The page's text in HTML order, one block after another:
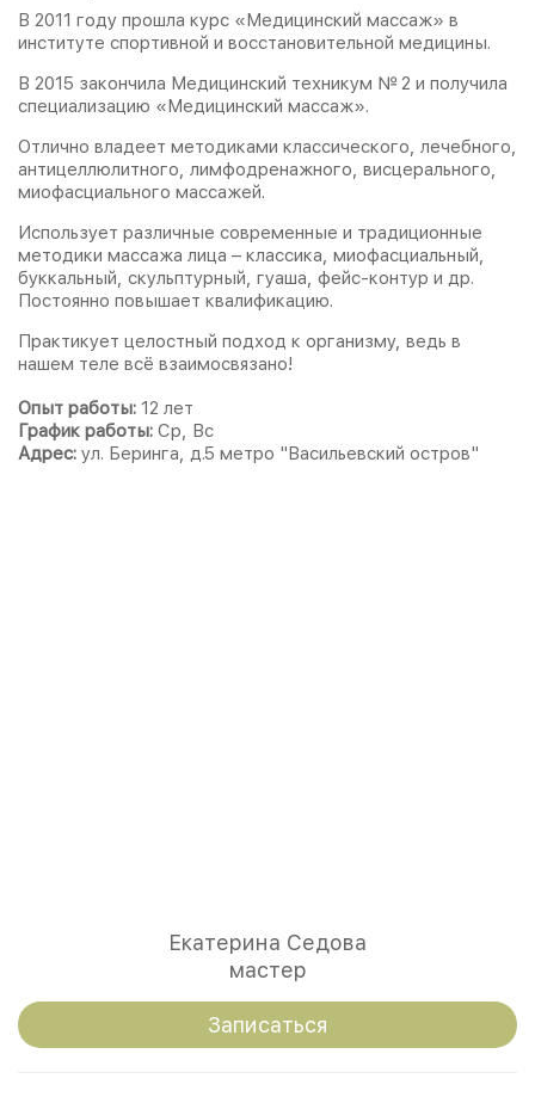
В 2011 году прошла курс «Медицинский массаж» в
институте спортивной и восстановительной медицины.
В 2015 закончила Медицинский техникум № 2 и получила
специализацию «Медицинский массаж».
Отлично владеет методиками классического, лечебного,
антицеллюлитного, лимфодренажного, висцерального,
миофасциального массажей.
Использует различные современные и традиционные
методики массажа лица – классика, миофасциальный,
буккальный, скульптурный, гуаша, фейс-контур и др.
Постоянно повышает квалификацию.
Практикует целостный подход к организму, ведь в
нашем теле всё взаимосвязано!
Опыт работы: 12 лет
График работы: Ср, Вс
Адрес: ул. Беринга, д.5 метро "Васильевский остров"
Екатерина Седова
мастер
Записаться